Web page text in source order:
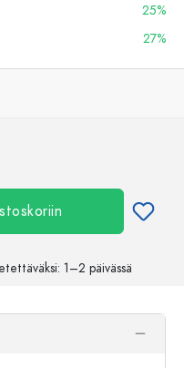
25%
27%
: 1–2 päivässä